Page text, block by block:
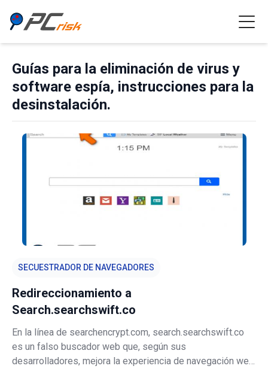
Guías para la eliminación de virus y
software espía, instrucciones para la
desinstalación.
SECUESTRADOR DE NAVEGADORES
Redireccionamiento a
Search.searchswift.co
En la línea de searchencrypt.com, search.searchswift.co
es un falso buscador web que, según sus
desarrolladores, mejora la experiencia de navegación web